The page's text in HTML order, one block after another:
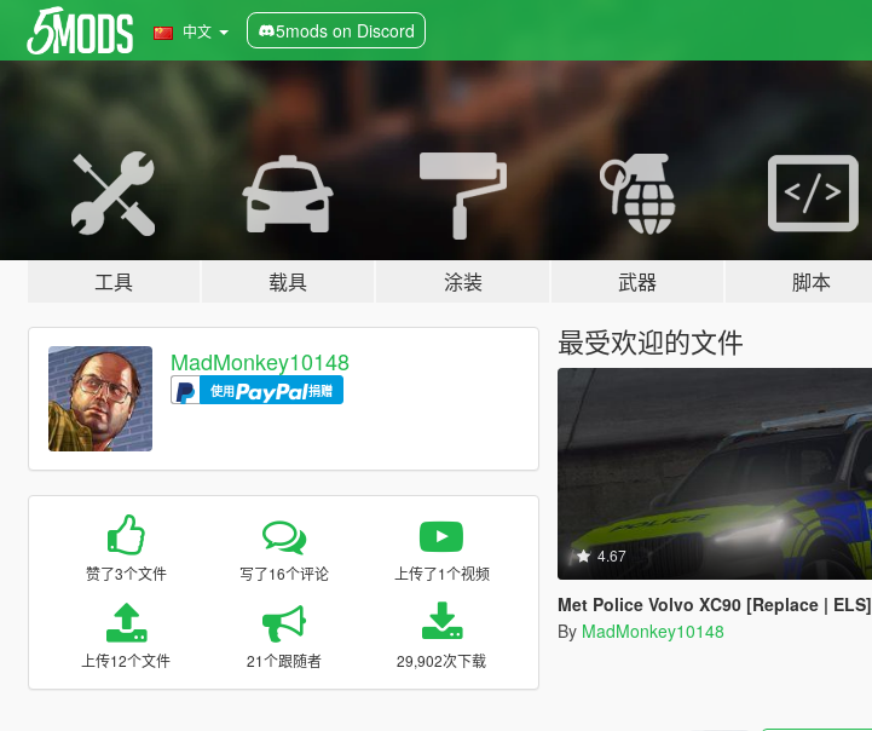
中文 5mods on Discord
工具 载具 涂装 武器 脚本
MadMonkey10148
使用 捐赠
赞了3个文件 写了16个评论 上传了1个视频
上传12个文件 21个跟随者 29,902次下载
最受欢迎的文件
4.67
Met Police Volvo XC90 [Replace | ELS]
By MadMonkey10148